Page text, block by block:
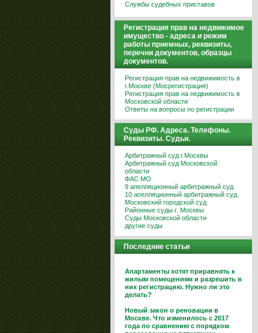
Службы судебных приставов
Регистрация прав на недвижимое
имущество - адреса и режим
работы приемных, реквизиты,
перечни документов, образцы
документов.
Регистрация прав на недвижимость в
г.Москве (Мосрегистрация)
Регистрация прав на недвижимость в
Московской области
Ответы на вопросы по регистрации
Суды РФ. Адреса. Телефоны.
Реквизиты. Судьи.
Арбитражный суд г.Москвы
Арбитражный суд Московской
области
ФАС МО
9 апелляционный арбитражный суд
10 апелляционный арбитражный суд
Московский городской суд
Районные суды г. Москвы
Суды Московской области
другие суды
Последние статьи
Апартаменты хотят приравнять к
жилым помещениям и разрешить в
них регистрацию. Нужно ли это
делать?
Новый закон о реновации в
Москве. Что изменилось с 2017
года по сравнению с порядком